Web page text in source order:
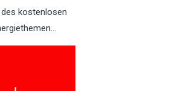
des kostenlosen